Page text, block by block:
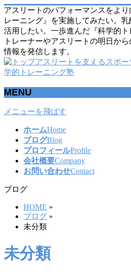
アスリートのパフォーマンスをよ
レーニング』を実施してみたい。
活用したい。一歩進んだ『科学的ト
トレーナーやアスリートの明日か
情報を発信します。
MENU
メニューを飛ばす
ホームHome
ブログBlog
プロフィールProfile
会社概要Company
お問い合わせContact
ブログ
HOME »
ブログ »
未分類
未分類